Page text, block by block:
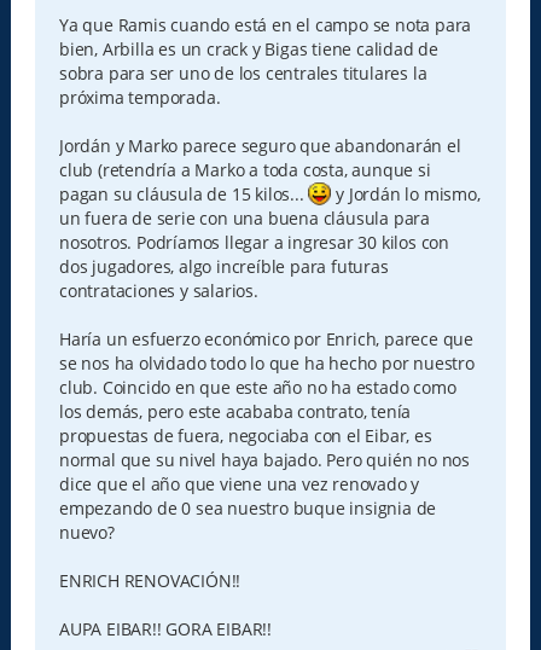
Ya que Ramis cuando está en el campo se nota para
bien, Arbilla es un crack y Bigas tiene calidad de
sobra para ser uno de los centrales titulares la
próxima temporada.
Jordán y Marko parece seguro que abandonarán el
club (retendría a Marko a toda costa, aunque si
pagan su cláusula de 15 kilos...
y Jordán lo mismo,
un fuera de serie con una buena cláusula para
nosotros. Podríamos llegar a ingresar 30 kilos con
dos jugadores, algo increíble para futuras
contrataciones y salarios.
Haría un esfuerzo económico por Enrich, parece que
se nos ha olvidado todo lo que ha hecho por nuestro
club. Coincido en que este año no ha estado como
los demás, pero este acababa contrato, tenía
propuestas de fuera, negociaba con el Eibar, es
normal que su nivel haya bajado. Pero quién no nos
dice que el año que viene una vez renovado y
empezando de 0 sea nuestro buque insignia de
nuevo?
ENRICH RENOVACIÓN!!
AUPA EIBAR!! GORA EIBAR!!